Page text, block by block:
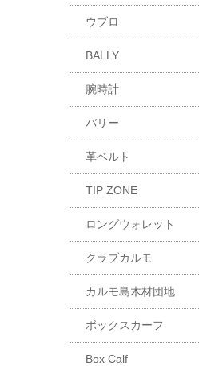
ウブロ
BALLY
腕時計
バリー
革ベルト
TIP ZONE
ロングウォレット
クラブカルモ
カルモ島木材団地
ボックスカーフ
Box Calf